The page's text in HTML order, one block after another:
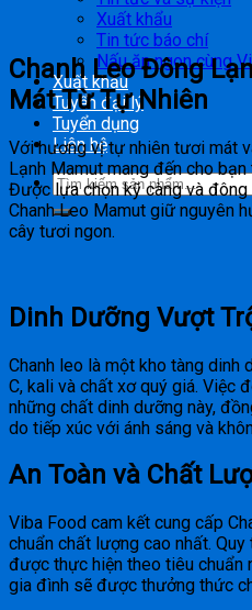
Xuất khẩu
Tin tức báo chí
Nấu ăn ngon cùng
Xuất khẩu
Tuyển đại lý
Tuyển dụng
Liên hệ
Chanh Leo Đông
Mát Từ Tự Nhiên
Với hương vị tự nhiên tươi mát
Lạnh Mamut mang đến cho
Được lựa chọn kỹ càng và đông
Chanh Leo Mamut giữ nguyên
cây tươi ngon.
Dinh Dưỡng Vượt
Chanh leo là một kho tàng
C, kali và chất xơ quý giá. Việc
những chất dinh dưỡng này,
do tiếp xúc với ánh sáng và
An Toàn và Chất
Viba Food cam kết cung cấp
chuẩn chất lượng cao nhất.
được thực hiện theo tiêu chuẩn
gia đình sẽ được thưởng thức